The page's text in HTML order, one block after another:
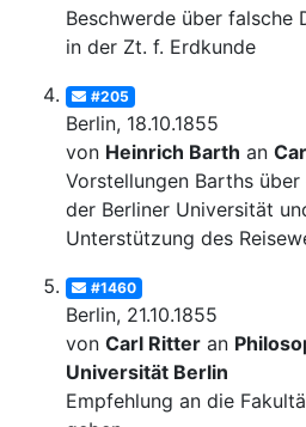
Beschwerde über falsche
in der Zt. f. Erdkunde
#205
Berlin, 18.10.1855
von Heinrich Barth an
Vorstellungen Barths
der Berliner Universität
Unterstützung des
#1460
Berlin, 21.10.1855
von Carl Ritter an
Universität Berlin
Empfehlung an die